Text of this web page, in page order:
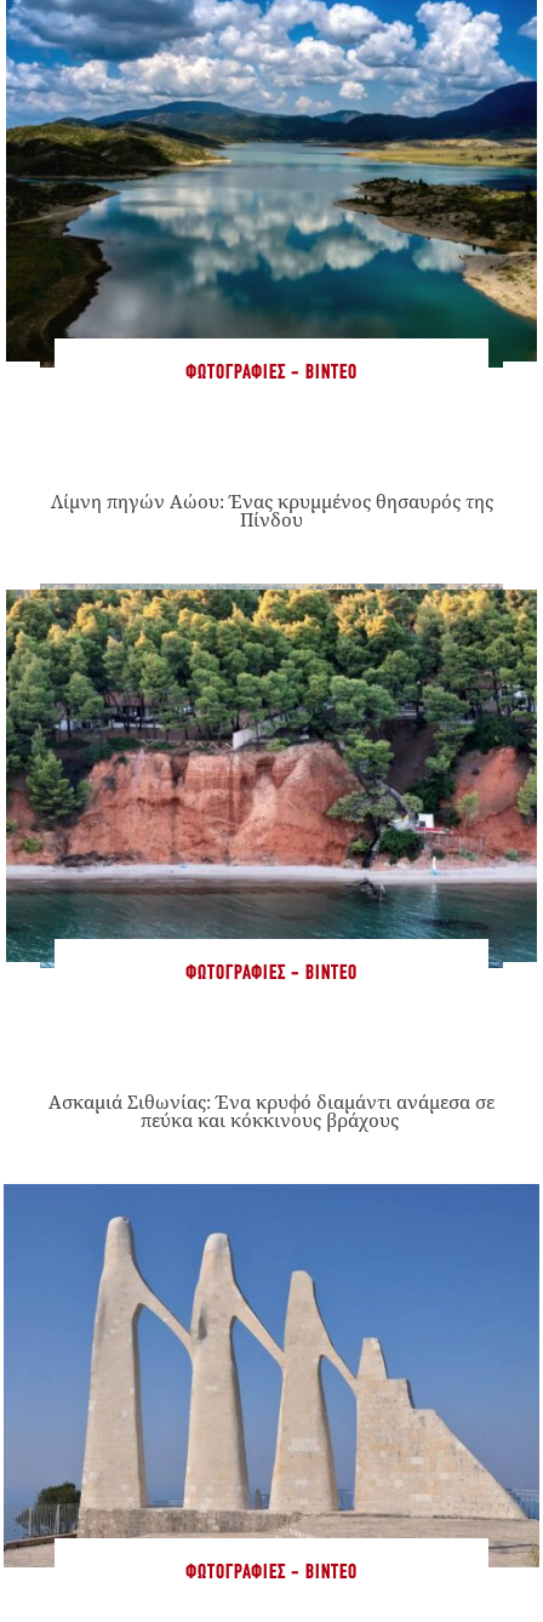
ΦΩΤΟΓΡΑΦΊΕΣ - ΒΊΝΤΕΟ
Λίμνη πηγών Αώου: Ένας κρυμμένος θησαυρός της
Πίνδου
ΦΩΤΟΓΡΑΦΊΕΣ - ΒΊΝΤΕΟ
Ασκαμιά Σιθωνίας: Ένα κρυφό διαμάντι ανάμεσα σε
πεύκα και κόκκινους βράχους
ΦΩΤΟΓΡΑΦΊΕΣ - ΒΊΝΤΕΟ